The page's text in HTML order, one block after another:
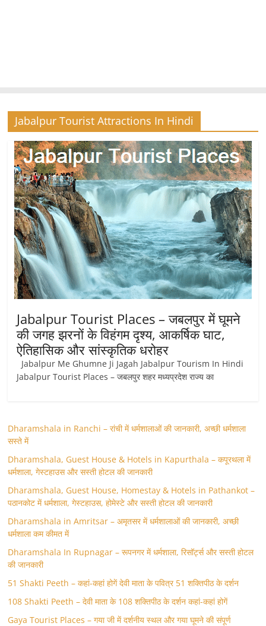
Jabalpur Tourist Attractions In Hindi
Jabalpur Tourist Places – जबलपुर में घूमने
की जगह झरनों के विहंगम दृश्य, आकर्षिक घाट,
ऐतिहासिक और सांस्कृतिक धरोहर
Jabalpur Me Ghumne Ji Jagah Jabalpur Tourism In Hindi
Jabalpur Tourist Places – जबलपुर शहर मध्यप्रदेश राज्य का
Dharamshala in Ranchi – रांची में धर्मशालाओं की जानकारी, अच्छी धर्मशाला
सस्ते में
Dharamshala, Guest House & Hotels in Kapurthala – कपूरथला में
धर्मशाला, गेस्टहाउस और सस्ती होटल की जानकारी
Dharamshala, Guest House, Homestay & Hotels in Pathankot –
पठानकोट में धर्मशाला, गेस्टहाउस, होमेस्टे और सस्ती होटल की जानकारी
Dharamshala in Amritsar – अमृतसर में धर्मशालाओं की जानकारी, अच्छी
धर्मशाला कम कीमत में
Dharamshala In Rupnagar – रूपनगर में धर्मशाला, रिसॉर्ट्स और सस्ती होटल
की जानकारी
51 Shakti Peeth – कहां-कहां होगें देवी माता के पवित्र 51 शक्तिपीठ के दर्शन
108 Shakti Peeth – देवी माता के 108 शक्तिपीठ के दर्शन कहां-कहां होगें
Gaya Tourist Places – गया जी में दर्शनीय स्थल और गया घूमने की संपूर्ण